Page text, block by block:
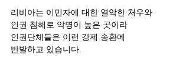
리비아는 이민자에 대한 열악한 처우와
인권 침해로 악명이 높은 곳이라
인권단체들은 이런 강제 송환에
반발하고 있습니다.